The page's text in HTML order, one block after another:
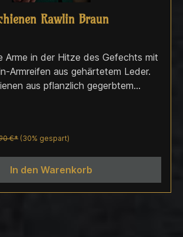
Rawlin Braun
Arme in der Hitze des Gefechts mit
Armreifen aus gehärtetem Leder.
aus pflanzlich gegerbtem
Platz und ermöglichen dir die
€* (30% gespart)
In den Warenkorb